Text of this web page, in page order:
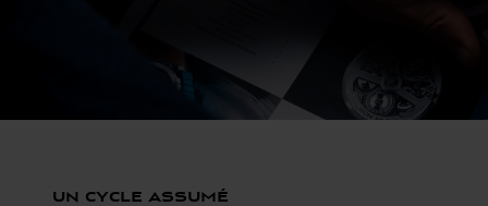
Un cycle assumé